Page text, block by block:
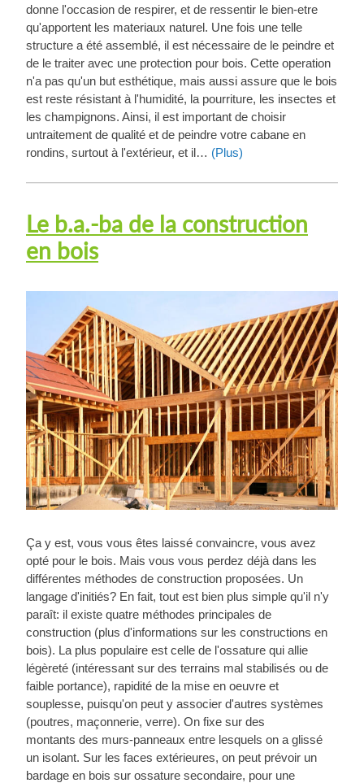
donne l'occasion de respirer, et de ressentir le bien-etre
qu'apportent les materiaux naturel. Une fois une telle
structure a été assemblé, il est nécessaire de le peindre et
de le traiter avec une protection pour bois. Cette operation
n'a pas qu'un but esthétique, mais aussi assure que le bois
est reste résistant à l'humidité, la pourriture, les insectes et
les champignons. Ainsi, il est important de choisir
untraitement de qualité et de peindre votre cabane en
rondins, surtout à l'extérieur, et il… (Plus)
Le b.a.-ba de la construction
en bois
Ça y est, vous vous êtes laissé convaincre, vous avez
opté pour le bois. Mais vous vous perdez déjà dans les
différentes méthodes de construction proposées. Un
langage d'initiés? En fait, tout est bien plus simple qu'il n'y
paraît: il existe quatre méthodes principales de
construction (plus d'informations sur les constructions en
bois). La plus populaire est celle de l'ossature qui allie
légèreté (intéressant sur des terrains mal stabilisés ou de
faible portance), rapidité de la mise en oeuvre et
souplesse, puisqu'on peut y associer d'autres systèmes
(poutres, maçonnerie, verre). On fixe sur des
montants des murs-panneaux entre lesquels on a glissé
un isolant. Sur les faces extérieures, on peut prévoir un
bardage en bois sur ossature secondaire, pour une